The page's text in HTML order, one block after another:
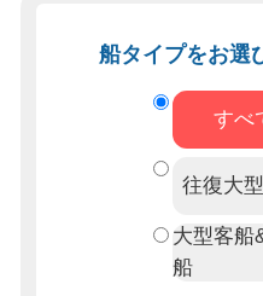
船タイプをお選
すべ
往復大
大型客船
船